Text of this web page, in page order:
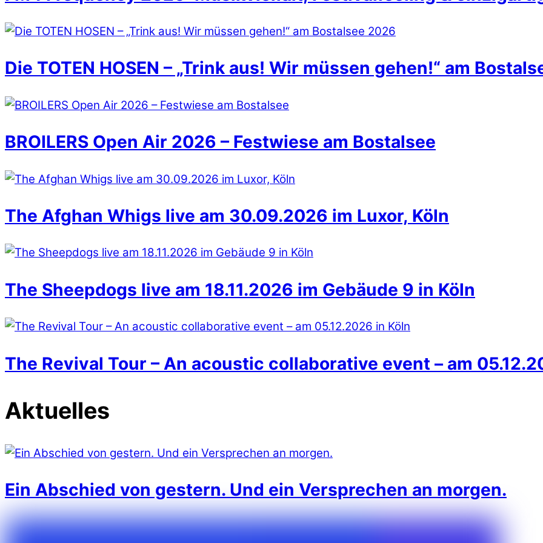
Die TOTEN HOSEN – „Trink aus! Wir müssen gehen!“ am
BROILERS Open Air 2026 – Festwiese am Bostalsee
The Afghan Whigs live am 30.09.2026 im Luxor, Köln
The Sheepdogs live am 18.11.2026 im Gebäude 9 in Köln
The Revival Tour – An acoustic collaborative event – am
Aktuelles
Ein Abschied von gestern. Und ein Versprechen an morgen.